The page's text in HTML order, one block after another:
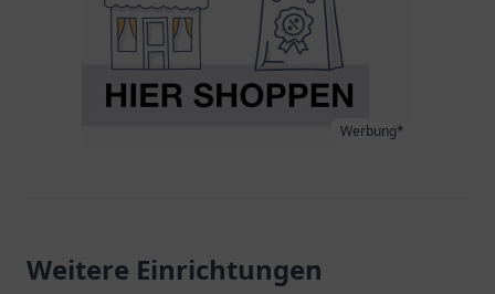
Werbung*
Weitere Einrichtungen